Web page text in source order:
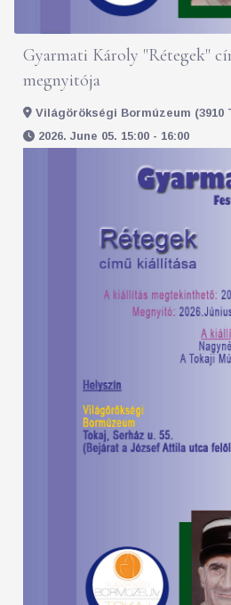
Gyarmati Károly "Rétegek"
megnyitója
Világörökségi Bormúzeum (3910
2026. June 05. 15:00 - 16:00